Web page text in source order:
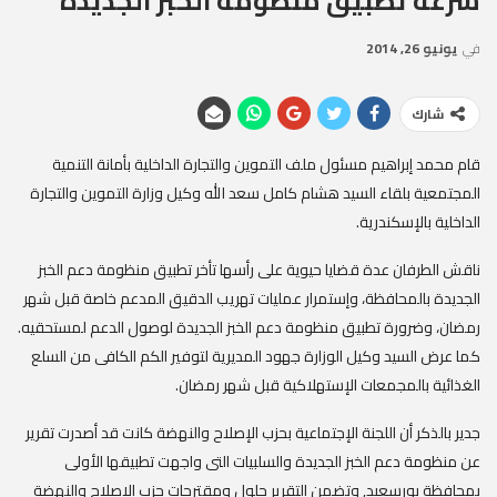
في يونيو 26, 2014
شارك
قام محمد إبراهيم مسئول ملف التموين والتجارة الداخلية بأمانة التنمية
المجتمعية بلقاء السيد هشام كامل سعد الله وكيل وزارة التموين والتجارة
الداخلية بالإسكندرية.
ناقش الطرفان عدة قضايا حيوية على رأسها تأخر تطبيق منظومة دعم الخبز
الجديدة بالمحافظة، وإستمرار عمليات تهريب الدقيق المدعم خاصة قبل شهر
رمضان، وضرورة تطبيق منظومة دعم الخبز الجديدة لوصول الدعم لمستحقيه.
كما عرض السيد وكيل الوزارة جهود المديرية لتوفير الكم الكافى من السلع
الغذائية بالمجمعات الإستهلاكية قبل شهر رمضان.
جدير بالذكر أن اللجنة الإجتماعية بحزب الإصلاح والنهضة كانت قد أصدرت تقرير
عن منظومة دعم الخبز الجديدة والسلبيات التى واجهت تطبيقها الأولى
بمحافظة بورسعيد, وتضمن التقرير حلول ومقترحات حزب الإصلاح والنهضة